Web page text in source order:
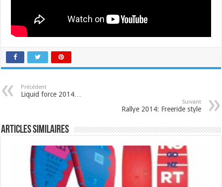
Précédent
Liquid force 2014…
Suivant
Rallye 2014: Freeride style
Articles similaires